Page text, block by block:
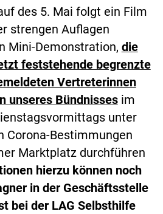
des 5. Mai folgt ein Film
strengen Auflagen
Mini-Demonstration, die
feststehende begrenzte
Vertreterinnen
unseres Bündnissesim
unter
Corona-Bestimmungen
Marktplatz durchführen
hierzu können noch
in der Geschäftsstelle
bei der LAG Selbsthilfe